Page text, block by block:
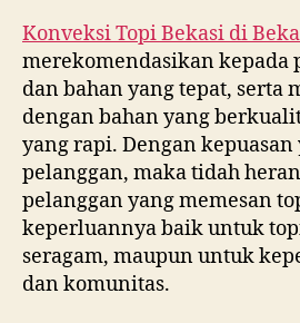
Konveksi Topi Bekasi di
merekomendasikan kepada
dan bahan yang tepat, serta
dengan bahan yang
yang rapi. Dengan
pelanggan, maka tidah
pelanggan yang memesan
keperluannya baik untuk
seragam, maupun untuk
dan komunitas.